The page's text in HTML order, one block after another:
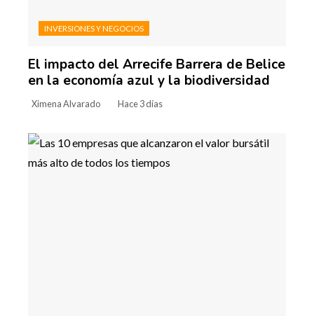
INVERSIONES Y NEGOCIOS
El impacto del Arrecife Barrera de Belice
en la economía azul y la biodiversidad
Ximena Alvarado Hace 3 días